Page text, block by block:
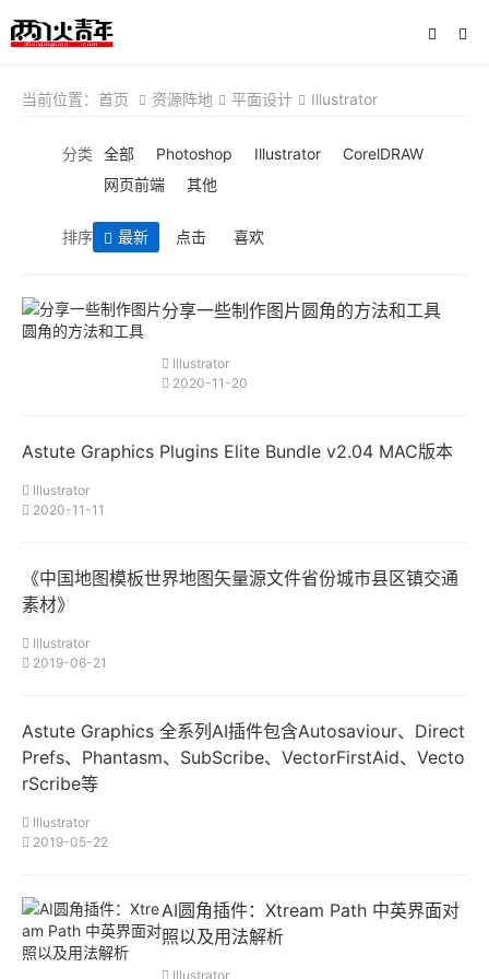
当前位置： 首页 资源阵地 平面设计 Illustrator
分类 全部 Photoshop Illustrator
CorelDRAW
网页前端
其他
排序 最新 点击 喜欢
分享一些制作图片圆角的方法和工具
Illustrator
2020-11-20
Astute Graphics Plugins Elite Bundle v2.04 MAC版本
Illustrator
2020-11-11
《中国地图模板世界地图矢量源文件省份城市县区镇交通
素材》
Illustrator
2019-06-21
Astute Graphics 全系列AI插件包含Autosaviour、Direct
Prefs、Phantasm、SubScribe、VectorFirstAid、Vecto
rScribe等
Illustrator
2019-05-22
AI圆角插件：Xtream Path 中英界面对
照以及用法解析
Illustrator